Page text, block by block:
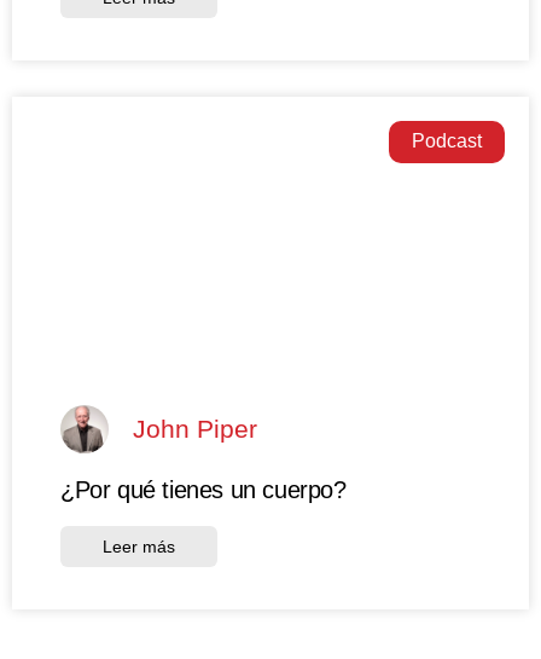
Podcast
John Piper
¿Por qué tienes un cuerpo?
Leer más